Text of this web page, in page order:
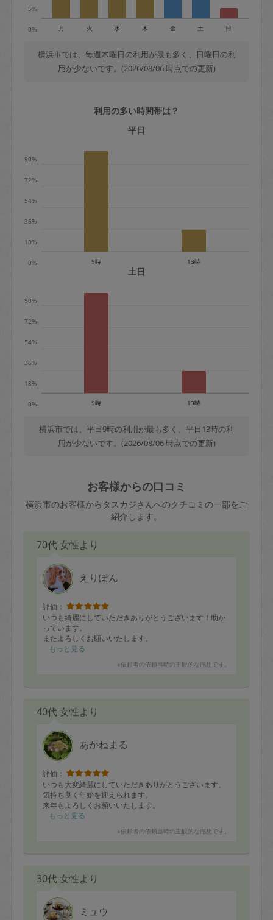
＋交通費全額
依頼者不在による当日キャンセル＝依頼
金額の100%＋交通費全額
定期契約をキャンセルする場合、毎週定
期は月2回まで隔週定期は月1回までキャ
※キャンセル料金の設定について：
0%
5%
月 火 水 木 金 土 日
横浜市では、毎週木曜日の利用が最も多く、日曜日の利
用が少ないです。(2026/08/06 時点での更新)
利用の多い時間帯は？
平日
0%
18%
36%
54%
72%
90%
9時 13時
土日
0%
18%
36%
54%
72%
90%
9時 13時
横浜市では、平日9時の利用が最も多く、平日13時の利
用が少ないです。(2026/08/06 時点での更新)
お客様からの口コミ
横浜市のお客様からタスカジさんへのクチコミの一部をご
紹介します。
70代 女性より
えりぽん
評価：
いつも綺麗にしていただきありがとうございます！助か
っています。
またよろしくお願いいたします。
もっと見る
※依頼者の依頼当時の主観的な感想です。
40代 女性より
あかねまる
評価：
いつも大変綺麗にしていただきありがとうございます。
気持ち良く年始を迎えられます。
来年もよろしくお願いいたします。
もっと見る
※依頼者の依頼当時の主観的な感想です。
30代 女性より
ミュウ